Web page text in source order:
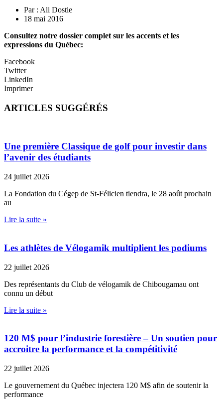
Par : Ali Dostie
18 mai 2016
Consultez notre dossier complet sur les accents et les
expressions du Québec:
Facebook
Twitter
LinkedIn
Imprimer
ARTICLES SUGGÉRÉS
Une première Classique de golf pour investir dans
l’avenir des étudiants
24 juillet 2026
La Fondation du Cégep de St-Félicien tiendra, le 28 août prochain
au
Lire la suite »
Les athlètes de Vélogamik multiplient les podiums
22 juillet 2026
Des représentants du Club de vélogamik de Chibougamau ont
connu un début
Lire la suite »
120 M$ pour l’industrie forestière – Un soutien pour
accroitre la performance et la compétitivité
22 juillet 2026
Le gouvernement du Québec injectera 120 M$ afin de soutenir la
performance